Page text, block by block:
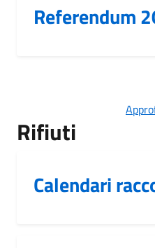
Referendum
Rifiuti
Calendari